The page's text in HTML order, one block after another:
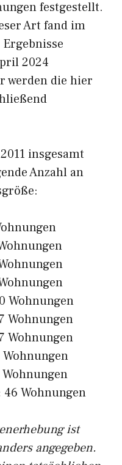
festgestellt.
Art fand im
2024
werden die hier
insgesamt
Anzahl an
Wohnungen
Wohnungen
Wohnungen
Wohnungen
Wohnungen
ist
angegeben.